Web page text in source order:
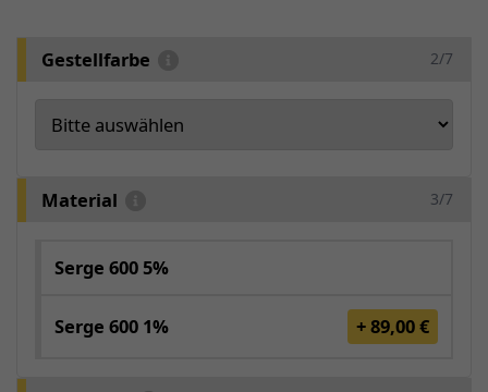
Gestellfarbe 2/7
Material 3/7
Serge 600 5%
Serge 600 1% + 89,00 €